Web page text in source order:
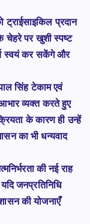
प्रदान
चेहरे पर खुशी स्पष्ट
स्वयं कर सकेंगे और
सिंह टेकाम एवं
व्यक्त करते हुए
के कारण ही उन्हें
का भी धन्यवाद
की नई राह
जनप्रतिनिधि
की योजनाएँ